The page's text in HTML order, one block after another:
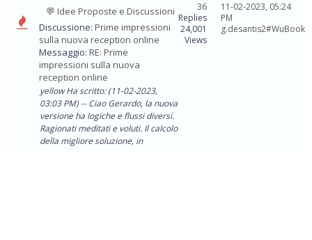
💬 Idee Proposte e Discussioni
Discussione: Prime impressioni
sulla nuova reception online
Messaggio: RE: Prime
impressioni sulla nuova
reception online
yellow Ha scritto: (11-02-2023,
03:03 PM) -- Ciao Gerardo, la nuova
versione ha logiche e flussi diversi.
Ragionati meditati e voluti. Il calcolo
della migliore soluzione, in
36
Replies
24,001
Views
11-02-2023, 05:24
PM
g.desantis2#WuBook